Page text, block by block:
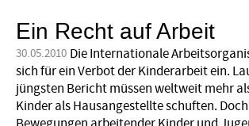
Ein Recht auf Arbeit
30.05.2010 Die Internationale
sich für ein Verbot der Kinderarbeit ein.
jüngsten Bericht müssen weltweit mehr
Kinder als Hausangestellte schuften.